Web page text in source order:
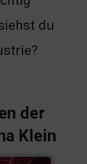
du
der
Klein